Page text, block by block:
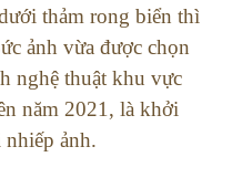
thảm rong biển thì
ảnh vừa được chọn
nghệ thuật khu vực
năm 2021, là khởi
ảnh.